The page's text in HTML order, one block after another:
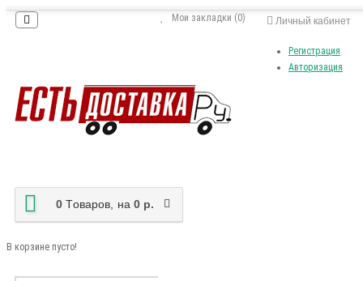
Личный кабинет
Регистрация
Авторизация
Мои закладки (0)
0 Tоваров, на 0 р.
В корзине пусто!